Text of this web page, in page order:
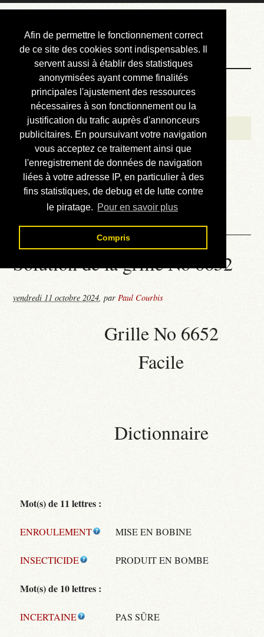
Afin de permettre le fonctionnement correct
de ce site des cookies sont indispensables. Il
servent aussi à établir des statistiques
anonymisées ayant comme finalités
principales l'ajustement des ressources
nécessaires à son fonctionnement ou la
justification du trafic auprès d'annonceurs
publicitaires. En poursuivant votre navigation
vous acceptez ce traitement ainsi que
l'enregistrement de données de navigation
liées à votre adresse IP, en particulier à des
fins statistiques, de debug et de lutte contre
le piratage. Pour en savoir plus
Compris
Courbis, « LE »
Blog Officiel
Bienvenue
Réalisations
Divers (et d’été)
Annonces
Liens externes
Téléchargement
Contact
Solution de la grille No 6652
vendredi 11 octobre 2024,parPaul Courbis
Grille No 6652
Facile
Dictionnaire
Mot(s) de 11 lettres :
ENROULEMENT MISE EN BOBINE
INSECTICIDE PRODUIT EN BOMBE
Mot(s) de 10 lettres :
INCERTAINE PAS SÛRE